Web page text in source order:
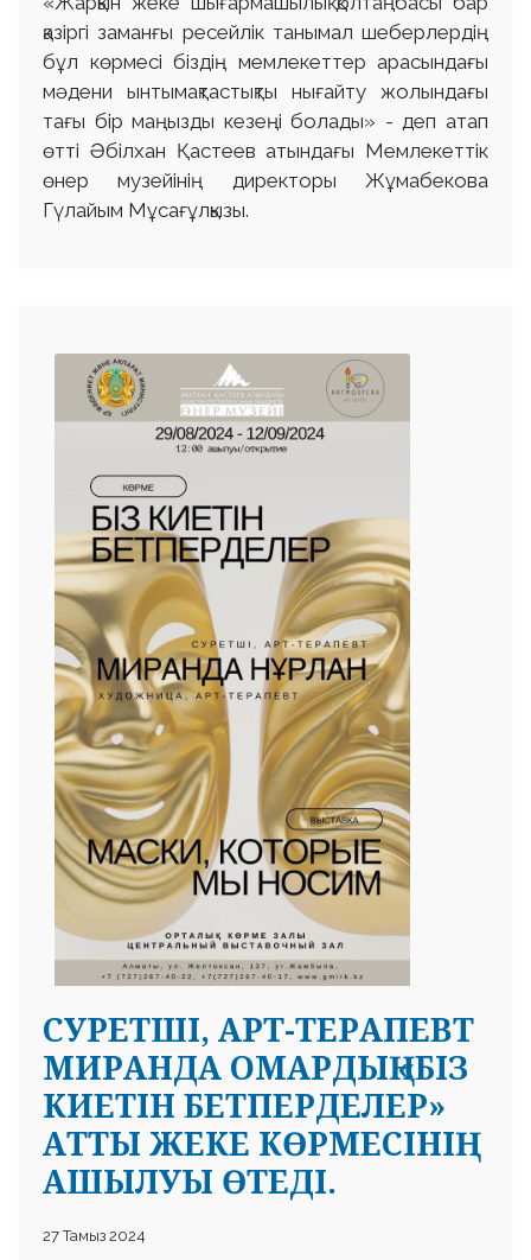
қазіргі заманғы ресейлік танымал шеберлердің
бұл көрмесі біздің мемлекеттер арасындағы
мәдени ынтымақтастықты нығайту жолындағы
тағы бір маңызды кезеңі болады» - деп атап
өтті Әбілхан Қастеев атындағы Мемлекеттік
өнер музейінің директоры Жұмабекова
Гүлайым Мұсағұлқызы.
CУРЕТШІ, АРТ-ТЕРАПЕВТ
МИРАНДА ОМАРДЫҢ «БІЗ
КИЕТІН БЕТПЕРДЕЛЕР»
АТТЫ ЖЕКЕ КӨРМЕСІНІҢ
АШЫЛУЫ ӨТЕДІ.
27 Тамыз 2024